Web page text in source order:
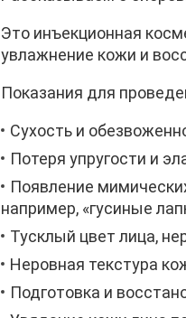
Это инъекционная
увлажнение кожи и
Показания для
Сухость и
Потеря упругости и
Появление
например, «гусиные
Тусклый цвет лица,
Неровная текстура
Подготовка и